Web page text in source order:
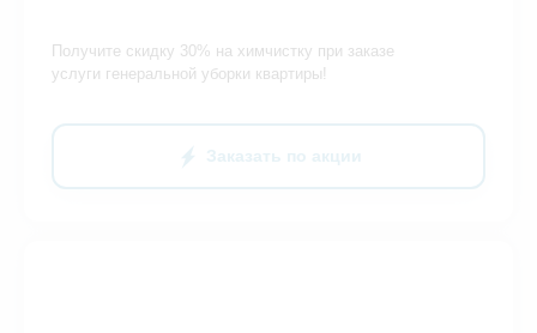
Получите скидку 30% на химчистку при заказе
услуги генеральной уборки квартиры!
Заказать по акции